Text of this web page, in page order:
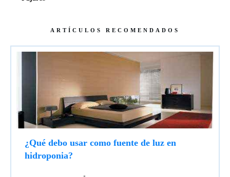
ARTÍCULOS RECOMENDADOS
¿Qué debo usar como fuente de luz en
hidroponia?